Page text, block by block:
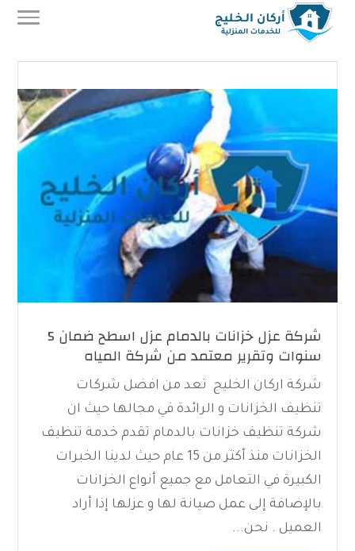
شركة عزل خزانات بالدمام عزل اسطح ضمان 5
سنوات وتقرير معتمد من شركة المياه
شركة اركان الخليج تعد من افضل شركات
تنظيف الخزانات و الرائدة في مجالها حيث ان
شركة تنظيف خزانات بالدمام تقدم خدمة تنظيف
الخزانات منذ أكثر من 15 عام حيث لدينا الخبرات
الكبيرة في التعامل مع جميع أنواع الخزانات
بالإضافة إلى عمل صيانة لها و عزلها إذا أراد
العميل . نحن...